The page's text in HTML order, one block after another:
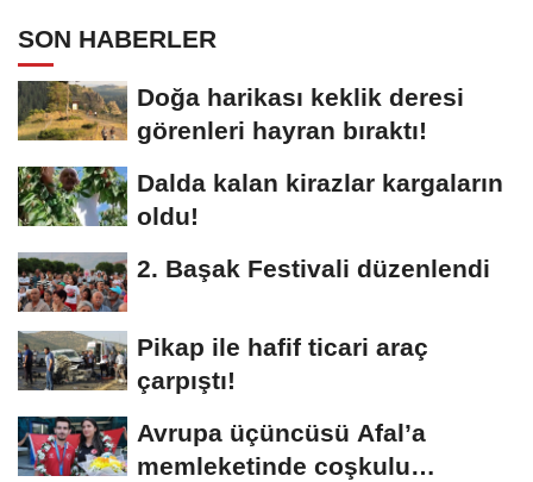
SON HABERLER
Doğa harikası keklik deresi
görenleri hayran bıraktı!
Dalda kalan kirazlar kargaların
oldu!
2. Başak Festivali düzenlendi
Pikap ile hafif ticari araç
çarpıştı!
Avrupa üçüncüsü Afal’a
memleketinde coşkulu